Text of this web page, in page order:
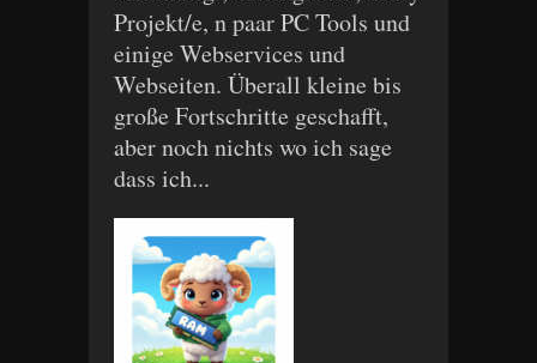
Projekt/e, n paar PC Tools und
einige Webservices und
Webseiten. Überall kleine bis
große Fortschritte geschafft,
aber noch nichts wo ich sage
dass ich...